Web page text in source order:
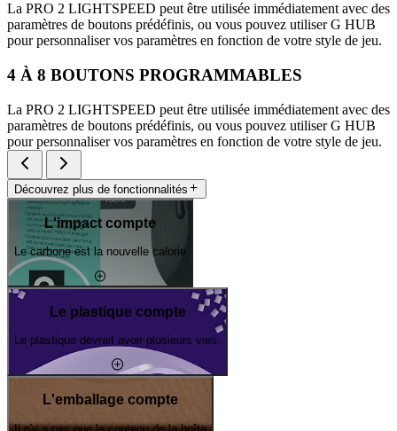
La PRO 2 LIGHTSPEED peut être utilisée immédiatement avec des
paramètres de boutons prédéfinis, ou vous pouvez utiliser G HUB
pour personnaliser vos paramètres en fonction de votre style de jeu.
4 À 8 BOUTONS PROGRAMMABLES
La PRO 2 LIGHTSPEED peut être utilisée immédiatement avec des
paramètres de boutons prédéfinis, ou vous pouvez utiliser G HUB
pour personnaliser vos paramètres en fonction de votre style de jeu.
Découvrez plus de fonctionnalités
L'impact compte
Le carbone est la nouvelle calorie
Le plastique compte
Le plastique devrait avoir plusieurs vies.
L'emballage compte